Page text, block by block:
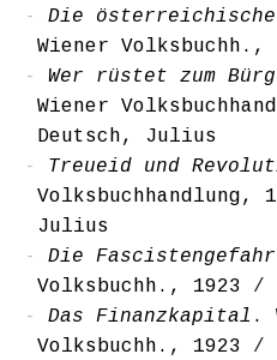
Die
Wiener Volksbuchh.,
Wer rüstet zum
Wiener
Deutsch, Julius
Treueid und
Volksbuchhandlung,
Julius
Die Fascistengefahr
Volksbuchh., 1923
/
Das Finanzkapital .
Volksbuchh., 1923
/